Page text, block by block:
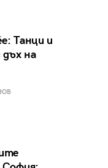
Танци и
дъх на